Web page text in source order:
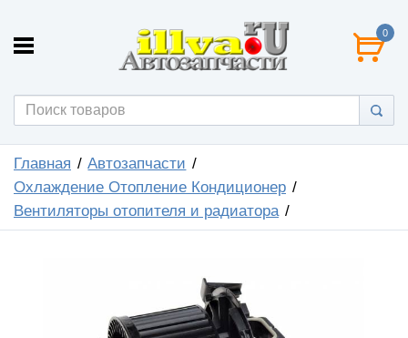
0
Главная
Автозапчасти
Охлаждение Отопление Кондиционер
Вентиляторы отопителя и радиатора